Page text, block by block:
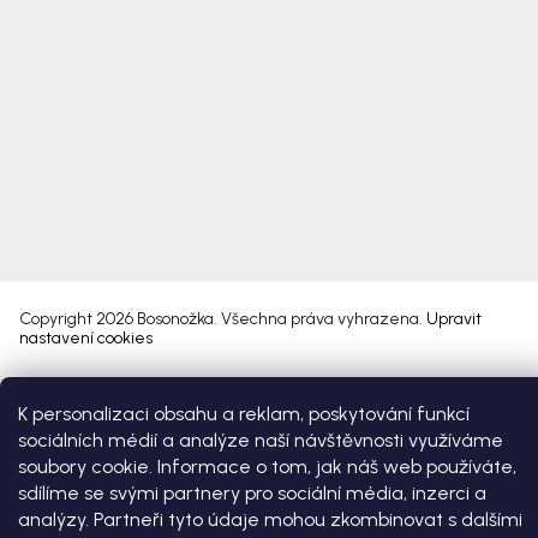
K personalizaci obsahu a reklam, poskytování funkcí
sociálních médií a analýze naší návštěvnosti využíváme
soubory cookie. Informace o tom, jak náš web používáte,
sdílíme se svými partnery pro sociální média, inzerci a
analýzy. Partneři tyto údaje mohou zkombinovat s dalšími
Copyright 2026 Bosonožka. Všechna práva vyhrazena. Upravit
nastavení cookies